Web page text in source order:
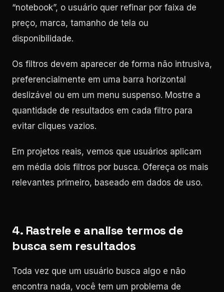
“notebook”, o usuário quer refinar por faixa de
preço, marca, tamanho de tela ou
disponibilidade.
Os filtros devem aparecer de forma não intrusiva,
preferencialmente em uma barra horizontal
deslizável ou em um menu suspenso. Mostre a
quantidade de resultados em cada filtro para
evitar cliques vazios.
Em projetos reais, vemos que usuários aplicam
em média dois filtros por busca. Ofereça os mais
relevantes primeiro, baseado em dados de uso.
4. Rastreie e analise termos de
busca sem resultados
Toda vez que um usuário busca algo e não
encontra nada, você tem um problema de